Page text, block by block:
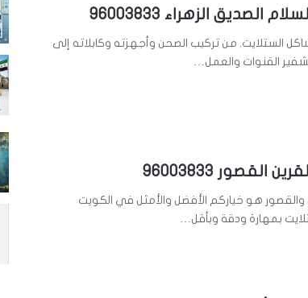
الزهراء 96003833
الستلايت. من تركيب الصحن وأجهزته وكابلاته إلى
القنوات والعمل…
96003833
هو خياركم الأفضل والأمثل في الكويت
بمهارة ودقة وبأقل…